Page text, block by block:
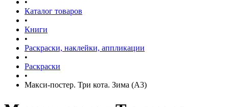
•
Каталог товаров
•
Книги
•
Раскраски, наклейки, аппликации
•
Раскраски
•
Maкси-постер. Три кота. Зима (А3)